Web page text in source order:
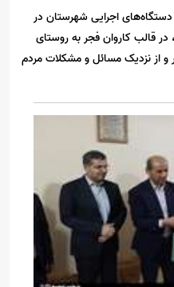
دستگاه‌های اجرایی شهرستان در
در قالب کاروان فجر به روستای
از نزدیک مسائل و مشکلات مردم